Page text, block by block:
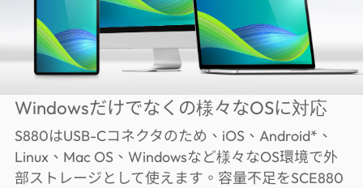
Windowsだけでなくの様々なOSに対応
S880はUSB-Cコネクタのため、iOS、Android*、
Linux、Mac OS、Windowsなど様々なOS環境で外
部ストレージとして使えます。容量不足をSCE880